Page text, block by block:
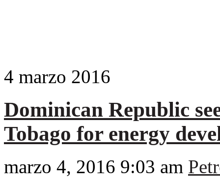
4 marzo 2016
Dominican Republic
Tobago for energy
marzo 4, 2016 9:03 am